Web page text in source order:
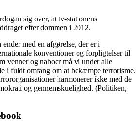
sig over, at tv-stationens
efter dommen i 2012.
med en afgørelse, der er i
konventioner og forpligtelser til
venner og naboer må vi under alle
i fuldt omfang om at bekæmpe terrorisme.
harmonerer ikke med de
og gennemskuelighed. (Politiken,